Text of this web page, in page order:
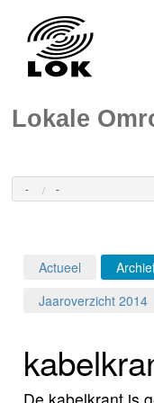
Lokale
- -
Programma's
Actueel
Jaaroverzicht 2014